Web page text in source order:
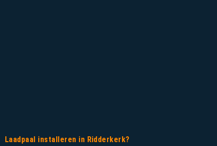
Laadpaal installeren in Ridderkerk?